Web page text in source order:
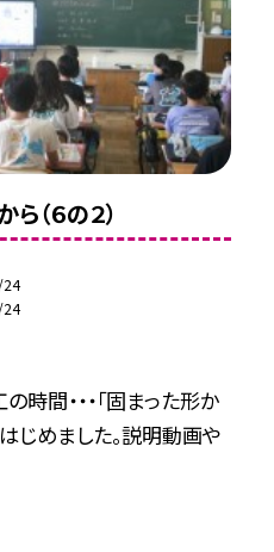
（６の２）
24
24
時間・・・「固まった形か
じめました。説明動画や